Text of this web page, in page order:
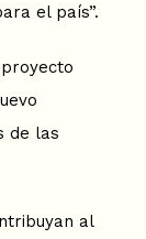
el país”.
de las
al